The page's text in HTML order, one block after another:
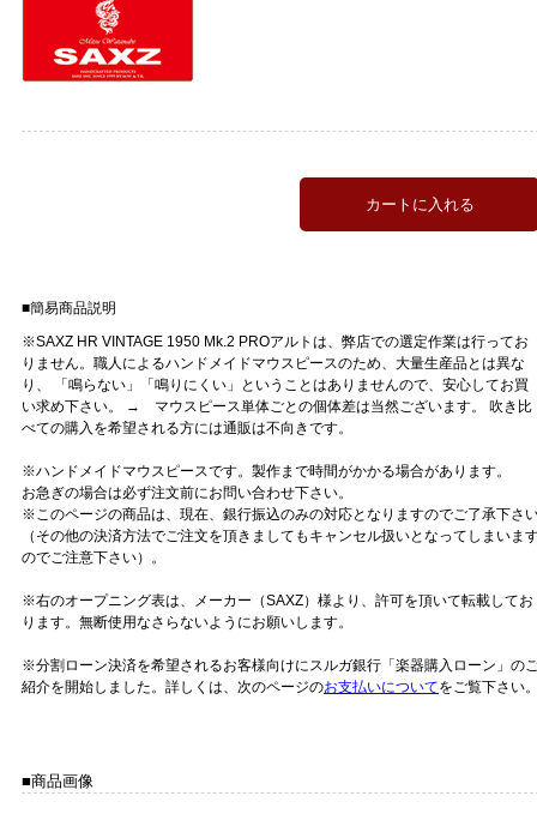
■簡易商品説明
※SAXZ HR VINTAGE 1950 Mk.2 PROアルトは、弊店での選定作業は行ってお
りません。職人によるハンドメイドマウスピースのため、大量生産品とは異な
り、 「鳴らない」「鳴りにくい」ということはありませんので、安心してお買
い求め下さい。 → マウスピース単体ごとの個体差は当然ございます。 吹き比
べての購入を希望される方には通販は不向きです。
※ハンドメイドマウスピースです。製作まで時間がかかる場合があります。
お急ぎの場合は必ず注文前にお問い合わせ下さい。
※このページの商品は、現在、銀行振込のみの対応となりますのでご了承下さ
（その他の決済方法でご注文を頂きましてもキャンセル扱いとなってしまいま
のでご注意下さい）。
※右のオープニング表は、メーカー（SAXZ）様より、許可を頂いて転載してお
ります。無断使用なさらないようにお願いします。
※分割ローン決済を希望されるお客様向けにスルガ銀行「楽器購入ローン」の
紹介を開始しました。詳しくは、次のページのお支払いについてをご覧下さい
■商品画像